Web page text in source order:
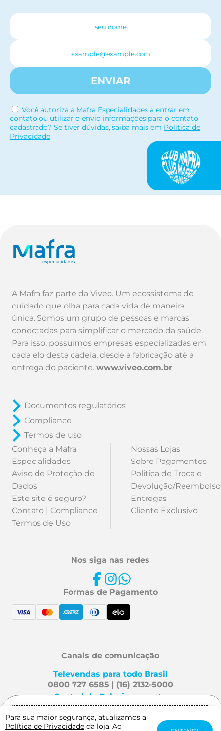
Para sua maior segurança, atualizamos a
Política de Privacidade da loja. Ao
Gostaria de receber notificação quando
este produto estiver disponível?
ENVIAR
Você autoriza a Mafra Especialidades a entrar em
contato ou utilizar o envio informações para o contato
cadastrado? Se tiver dúvidas, saiba mais em Política de
Privacidade
A Mafra faz parte da Viveo. Um ecossistema de
cuidado que olha para cada vida de maneira
única. Somos um grupo de pessoas e marcas
conectadas para simplificar o mercado da saúde.
Para isso, possuímos empresas especializadas em
cada elo desta cadeia, desde a fabricação até a
entrega do paciente.www.viveo.com.br
Documentos regulatórios
Compliance
Termos de uso
Conheça a Mafra
Especialidades
Aviso de Proteção de
Dados
Este site é seguro?
Contato | Compliance
Termos de Uso
Nossas Lojas
Sobre Pagamentos
Politica de Troca e
Devolução/Reembolso
Entregas
Cliente Exclusivo
Nos siga nas redes
Formas de Pagamento
Canais de comunicação
Televendas para todo Brasil
0800 727 6585 | (16) 2132-5000
Central de Relacionamento
Fale Conosco